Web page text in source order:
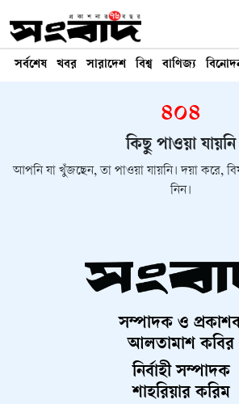
সর্বশেষ খবর সারাদেশ বিশ্ব বাণিজ্য
৪০৪
কিছু পাওয়া যায়নি
আপনি যা খুঁজছেন, তা পাওয়া যায়নি। দয়া করে,
নিন।
সম্পাদক ও
আলতামাশ কবির
নির্বাহী সম্পাদক
শাহরিয়ার করিম